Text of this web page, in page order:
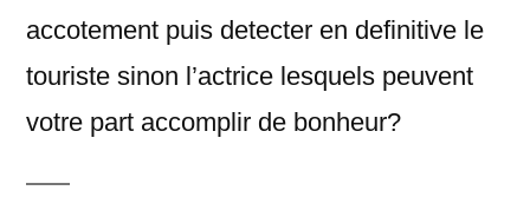
accotement puis detecter en definitive le
touriste sinon l’actrice lesquels peuvent
votre part accomplir de bonheur?